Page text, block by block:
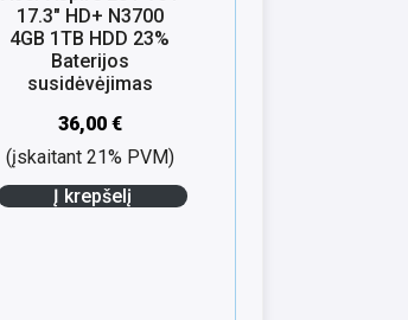
17.3″ HD+ N3700
4GB 1TB HDD 23%
Baterijos
susidėvėjimas
36,00 €
(įskaitant 21% PVM)
Į krepšelį